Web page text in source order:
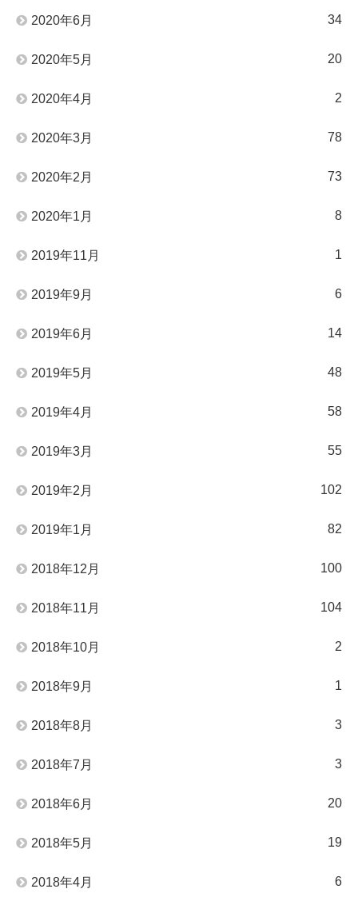
2020年6月 34
2020年5月 20
2020年4月 2
2020年3月 78
2020年2月 73
2020年1月 8
2019年11月 1
2019年9月 6
2019年6月 14
2019年5月 48
2019年4月 58
2019年3月 55
2019年2月 102
2019年1月 82
2018年12月 100
2018年11月 104
2018年10月 2
2018年9月 1
2018年8月 3
2018年7月 3
2018年6月 20
2018年5月 19
2018年4月 6